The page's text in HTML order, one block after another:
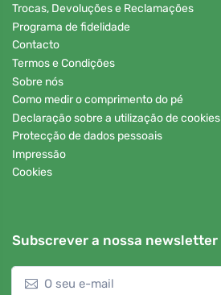
Trocas, Devoluções e Reclamações
Programa de fidelidade
Contacto
Termos e Condições
Sobre nós
Como medir o comprimento do pé
Declaração sobre a utilização de cookies
Protecção de dados pessoais
Impressão
Cookies
Subscrever a nossa newsletter